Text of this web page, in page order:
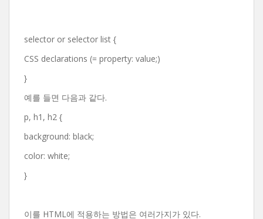
selector or selector list {
CSS declarations (= property: value;)
}
예를 들면 다음과 같다.
p, h1, h2 {
background: black;
color: white;
}
이를 HTML에 적용하는 방법은 여러가지가 있다.